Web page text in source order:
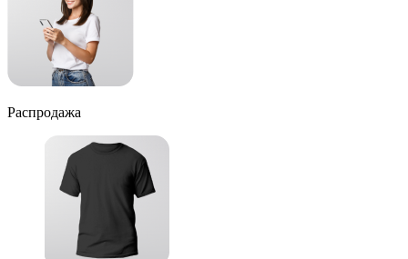
Распродажа